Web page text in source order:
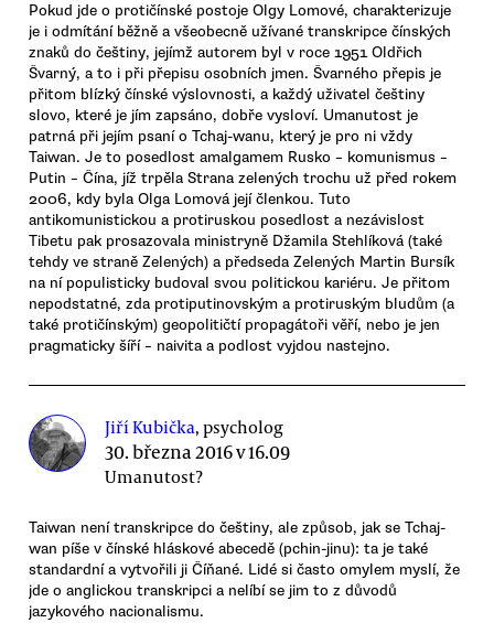
Pokud jde o protičínské postoje Olgy Lomové, charakterizuje
je i odmítání běžně a všeobecně užívané transkripce čínských
znaků do češtiny, jejímž autorem byl v roce 1951 Oldřich
Švarný, a to i při přepisu osobních jmen. Švarného přepis je
přitom blízký čínské výslovnosti, a každý uživatel češtiny
slovo, které je jím zapsáno, dobře vysloví. Umanutost je
patrná při jejím psaní o Tchaj-wanu, který je pro ni vždy
Taiwan. Je to posedlost amalgamem Rusko – komunismus –
Putin – Čína, jíž trpěla Strana zelených trochu už před rokem
2006, kdy byla Olga Lomová její členkou. Tuto
antikomunistickou a protiruskou posedlost a nezávislost
Tibetu pak prosazovala ministryně Džamila Stehlíková (také
tehdy ve straně Zelených) a předseda Zelených Martin Bursík
na ní populisticky budoval svou politickou kariéru. Je přitom
nepodstatné, zda protiputinovským a protiruským bludům (a
také protičínským) geopolitičtí propagátoři věří, nebo je jen
pragmaticky šíří – naivita a podlost vyjdou nastejno.
Jiří Kubička, psycholog
30. března 2016 v 16.09
Umanutost?
Taiwan není transkripce do češtiny, ale způsob, jak se Tchaj-
wan píše v čínské hláskové abecedě (pchin-jinu): ta je také
standardní a vytvořili ji Číňané. Lidé si často omylem myslí, že
jde o anglickou transkripci a nelíbí se jim to z důvodů
jazykového nacionalismu.